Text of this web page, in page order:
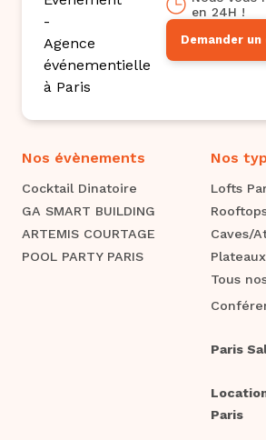
Demander
en 24H !
Nos évènements
Cocktail Dinatoire
GA SMART BUILDING
ARTEMIS COURTAGE
POOL PARTY PARIS
Nos
Lofts
Caves/
Tous
Paris
Paris